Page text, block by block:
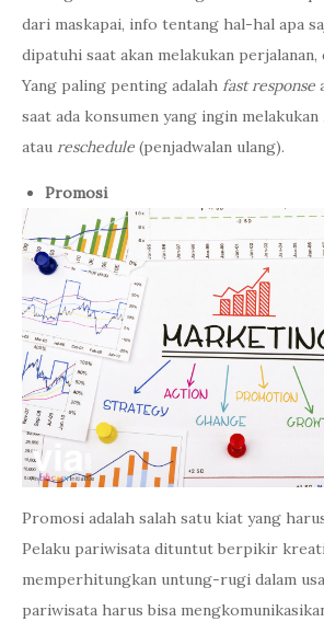
dari maskapai, info tentang hal-hal apa
dipatuhi saat akan melakukan perjalanan,
Yang paling penting adalah fast response
saat ada konsumen yang ingin melakukan
atau reschedule (penjadwalan ulang).
Promosi
Promosi adalah salah satu kiat yang
Pelaku pariwisata dituntut berpikir
memperhitungkan untung-rugi dalam
pariwisata harus bisa